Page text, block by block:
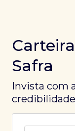
Safra
Invista com